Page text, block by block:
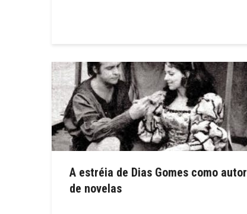
A estréia de Dias Gomes como autor
de novelas